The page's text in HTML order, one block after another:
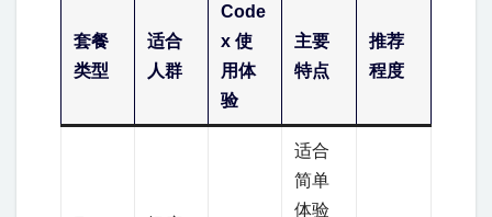
套餐
类型
适合
人群
Code
x 使
用体
验
主要
特点
推荐
程度
适合
简单
体验